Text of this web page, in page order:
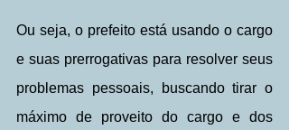
Ou seja, o prefeito está usando o cargo
e suas prerrogativas para resolver seus
problemas pessoais, buscando tirar o
máximo de proveito do cargo e dos